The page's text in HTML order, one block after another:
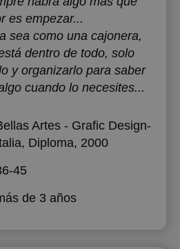
es empezar...
sea como una cajonera,
dentro de todo, solo
y organizarlo para saber
cuando lo necesites...
Artes - Grafic Design-
, Diploma, 2000
45
de 3 años